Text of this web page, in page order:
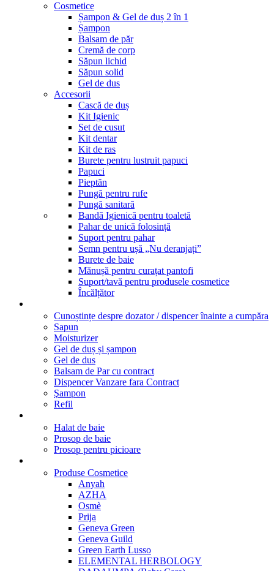
Cosmetice
Șampon & Gel de duș 2 în 1
Șampon
Balsam de păr
Cremă de corp
Săpun lichid
Săpun solid
Gel de dus
Accesorii
Cască de duș
Kit Igienic
Set de cusut
Kit dentar
Kit de ras
Burete pentru lustruit papuci
Papuci
Pieptăn
Pungă pentru rufe
Pungă sanitară
Bandă Igienică pentru toaletă
Pahar de unică folosință
Suport pentru pahar
Semn pentru ușă „Nu deranjați”
Burete de baie
Mănușă pentru curațat pantofi
Suport/tavă pentru produsele cosmetice
Încălțător
Cunoștințe despre dozator / dispencer înainte a cumpăra
Sapun
Moisturizer
Gel de duș și șampon
Gel de dus
Balsam de Par cu contract
Dispencer Vanzare fara Contract
Şampon
Refil
Halat de baie
Prosop de baie
Prosop pentru picioare
Produse Cosmetice
Anyah
AZHA
Osmè
Prija
Geneva Green
Geneva Guild
Green Earth Lusso
ELEMENTAL HERBOLOGY